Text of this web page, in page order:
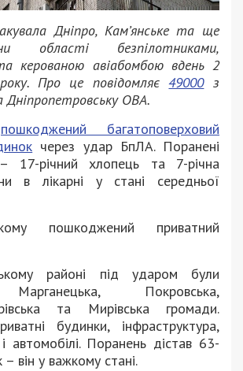
Дніпро, Кам’янське та ще
області безпілотниками,
керованою авіабомбою вдень 2
Про це повідомляє49000з
Дніпропетровську ОВА.
пошкоджений багатоповерховий
через удар БпЛА. Поранені
17-річний хлопець та 7-річна
в лікарні у стані середньої
пошкоджений приватний
районі під ударом були
Покровська,
та Мирівська громади.
будинки, інфраструктура,
автомобілі. Поранень дістав 63-
– він у важкому стані.